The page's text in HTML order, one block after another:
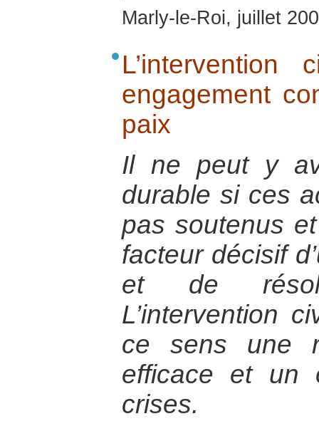
Marly-le-Roi, juillet
engagement
paix
Il ne peut y
durable si ces
pas soutenus
facteur décisif
et de
L’intervention
ce sens une
efficace et un
crises.